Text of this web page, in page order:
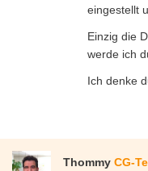
eingestellt
Einzig die
werde ich
Ich denke
Thommy CG-